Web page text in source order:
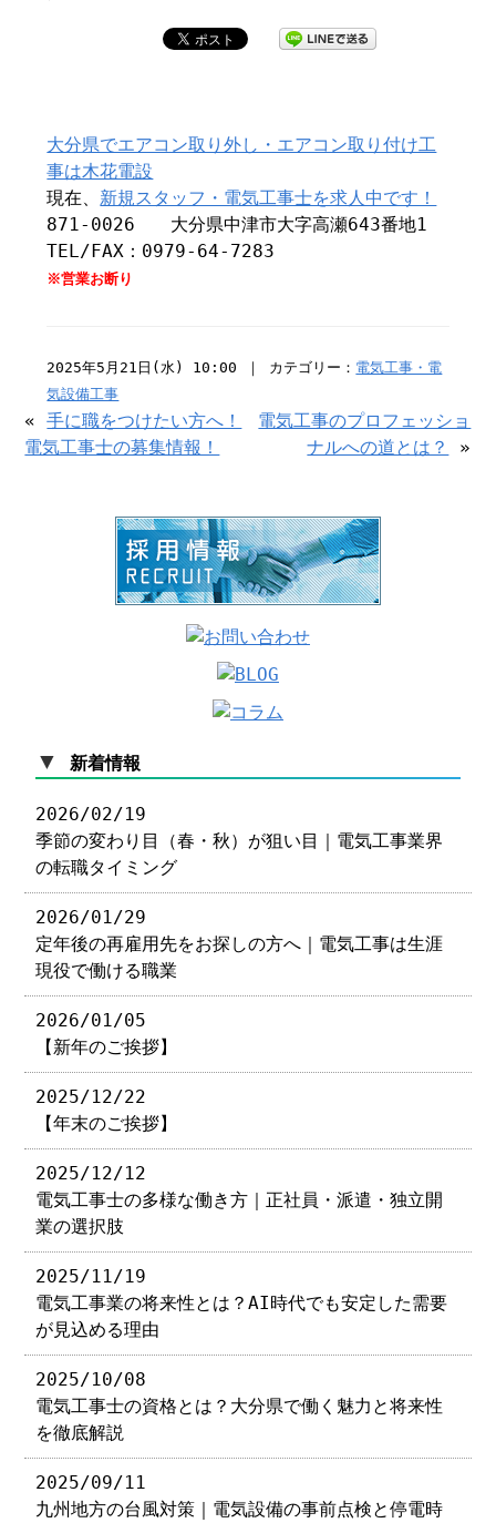
大分県でエアコン取り外し・エアコン取り付け工
事は木花電設
現在、 新規スタッフ・電気工事士を求人中です！
871-0026 大分県中津市大字高瀬643番地1
TEL/FAX：0979-64-7283
※営業お断り
2025年5月21日(水) 10:00 ｜ カテゴリー： 電気工事・電
気設備工事
«手に職をつけたい方へ！
電気工事士の募集情報！
電気工事のプロフェッショ
ナルへの道とは？
»
▼ 新着情報
2026/02/19
季節の変わり目（春・秋）が狙い目｜電気工事業界
の転職タイミング
2026/01/29
定年後の再雇用先をお探しの方へ｜電気工事は生涯
現役で働ける職業
2026/01/05
【新年のご挨拶】
2025/12/22
【年末のご挨拶】
2025/12/12
電気工事士の多様な働き方｜正社員・派遣・独立開
業の選択肢
2025/11/19
電気工事業の将来性とは？AI時代でも安定した需要
が見込める理由
2025/10/08
電気工事士の資格とは？大分県で働く魅力と将来性
を徹底解説
2025/09/11
九州地方の台風対策｜電気設備の事前点検と停電時